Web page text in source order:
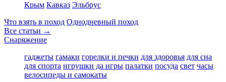
Крым Кавказ Эльбрус
Что взять в поход Однодневный поход
Все статьи →
Снаряжение
гаджеты гамаки горелки и печки для здоровья для сна
для спорта игрушки да игры палатки посуда свет часы
велосипеды и самокаты